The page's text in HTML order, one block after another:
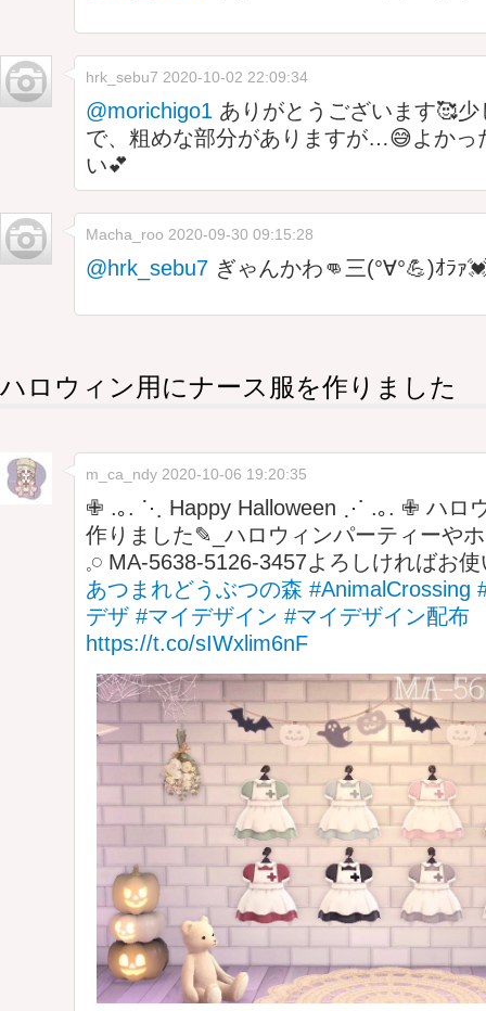
hrk_sebu7 2020-10-02 22:09:34
@morichigo1 ありがとうございます🥰
で、粗めな部分がありますが…😅よかっ
い💕
Macha_roo 2020-09-30 09:15:28
@hrk_sebu7 ぎゃんかわ👊三(°∀°💪)ｵﾗｧ
ハロウィン用にナース服を作りました
m_ca_ndy 2020-10-06 19:20:35
✙ .｡. ⋱ Happy Halloween ⋰ .｡. ✙ ハロ
作りました✎_ハロウィンパーティーや
𓈒𓏸 MA-5638-5126-3457よろしければお
あつまれどうぶつの森 #AnimalCrossing
デザ #マイデザイン #マイデザイン配布
https://t.co/sIWxlim6nF